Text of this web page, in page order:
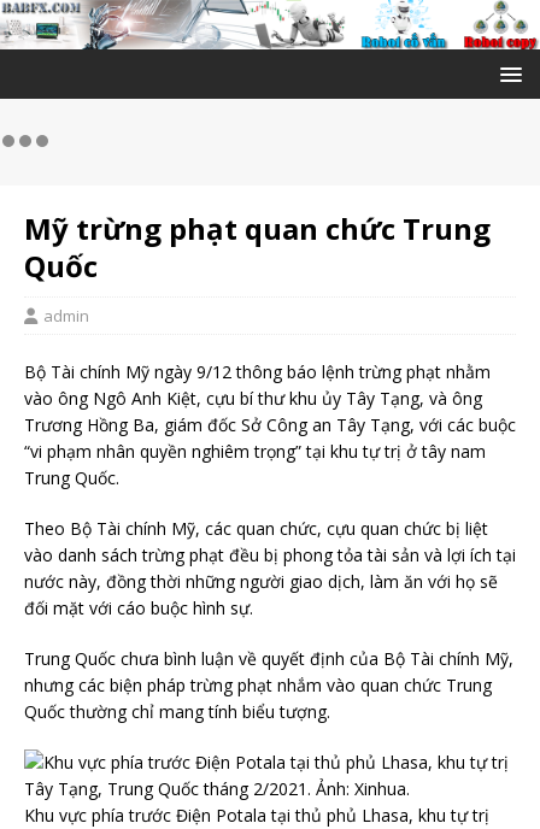
Mỹ trừng phạt quan chức Trung
Quốc
admin
Bộ Tài chính Mỹ ngày 9/12 thông báo lệnh trừng phạt nhằm
vào ông Ngô Anh Kiệt, cựu bí thư khu ủy Tây Tạng, và ông
Trương Hồng Ba, giám đốc Sở Công an Tây Tạng, với các buộc
“vi phạm nhân quyền nghiêm trọng” tại khu tự trị ở tây nam
Trung Quốc.
Theo Bộ Tài chính Mỹ, các quan chức, cựu quan chức bị liệt
vào danh sách trừng phạt đều bị phong tỏa tài sản và lợi ích tại
nước này, đồng thời những người giao dịch, làm ăn với họ sẽ
đối mặt với cáo buộc hình sự.
Trung Quốc chưa bình luận về quyết định của Bộ Tài chính Mỹ,
nhưng các biện pháp trừng phạt nhắm vào quan chức Trung
Quốc thường chỉ mang tính biểu tượng.
Khu vực phía trước Điện Potala tại thủ phủ Lhasa, khu tự trị